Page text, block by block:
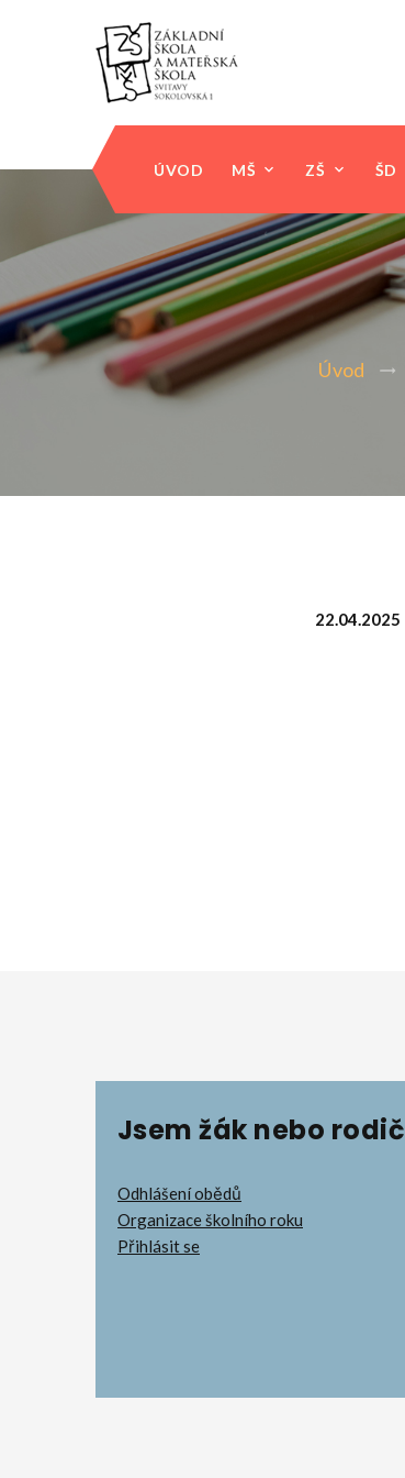
ÚVOD MŠ ZŠ ŠD
Úvod
22.04.2025
Jsem žák nebo rodič
Odhlášení obědů
Organizace školního roku
Přihlásit se